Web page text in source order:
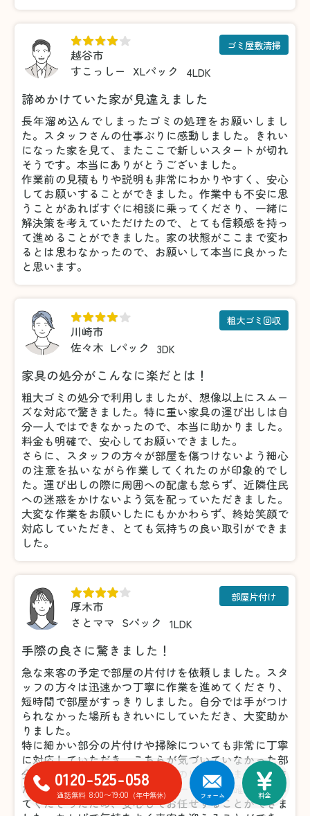
越谷市
すこっしー
XLパック 4LDK
ゴミ屋敷清掃
諦めかけていた家が見違えました
長年溜め込んでしまったゴミの処理をお願いしまし
た。スタッフさんの仕事ぶりに感動しました。きれい
になった家を見て、またここで新しいスタートが切れ
そうです。本当にありがとうございました。
作業前の見積もりや説明も非常にわかりやすく、安心
してお願いすることができました。作業中も不安に思
うことがあればすぐに相談に乗ってくださり、一緒に
解決策を考えていただけたので、とても信頼感を持っ
て進めることができました。家の状態がここまで変わ
るとは思わなかったので、お願いして本当に良かった
と思います。
川崎市
佐々木 Lパック 3DK
粗大ゴミ回収
家具の処分がこんなに楽だとは！
粗大ゴミの処分で利用しましたが、想像以上にスムー
ズな対応で驚きました。特に重い家具の運び出しは自
分一人ではできなかったので、本当に助かりました。
料金も明確で、安心してお願いできました。
さらに、スタッフの方々が部屋を傷つけないよう細心
の注意を払いながら作業してくれたのが印象的でし
た。運び出しの際に周囲への配慮も怠らず、近隣住民
への迷惑をかけないよう気を配っていただきました。
大変な作業をお願いしたにもかかわらず、終始笑顔で
対応していただき、とても気持ちの良い取引ができま
した。
厚木市
さとママ Sパック 1LDK
部屋片付け
手際の良さに驚きました！
急な来客の予定で部屋の片付けを依頼しました。スタ
ッフの方々は迅速かつ丁寧に作業を進めてくださり、
短時間で部屋がすっきりしました。自分では手がつけ
られなかった場所もきれいにしていただき、大変助か
りました。
特に細かい部分の片付けや掃除についても非常に丁寧
に対応していただき、こちらが気づいていなかった部
分まできれいにしてくださったのには驚きました。ま
た、不要品の仕分けについても一つひとつ確認を取っ
てくださったため、安心してお任せすることができま
0120-525-058
通話無料 8:00〜19:00 (年中無休) フォーム 料金